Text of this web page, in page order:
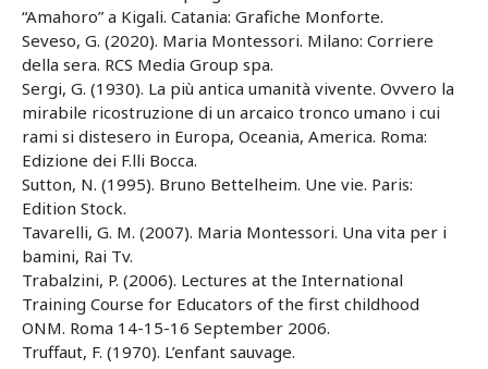
“Amahoro” a Kigali. Catania: Grafiche Monforte.
Seveso, G. (2020). Maria Montessori. Milano: Corriere
della sera. RCS Media Group spa.
Sergi, G. (1930). La più antica umanità vivente. Ovvero la
mirabile ricostruzione di un arcaico tronco umano i cui
rami si distesero in Europa, Oceania, America. Roma:
Edizione dei F.lli Bocca.
Sutton, N. (1995). Bruno Bettelheim. Une vie. Paris:
Edition Stock.
Tavarelli, G. M. (2007). Maria Montessori. Una vita per i
bamini, Rai Tv.
Trabalzini, P. (2006). Lectures at the International
Training Course for Educators of the first childhood
ONM. Roma 14-15-16 September 2006.
Truffaut, F. (1970). L’enfant sauvage.